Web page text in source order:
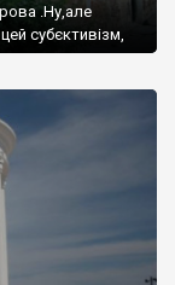
.Ну,але
субєктивізм,